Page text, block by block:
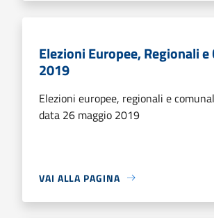
Elezioni Europee, Regionali
2019
Elezioni europee, regionali e
data 26 maggio 2019
VAI ALLA PAGINA